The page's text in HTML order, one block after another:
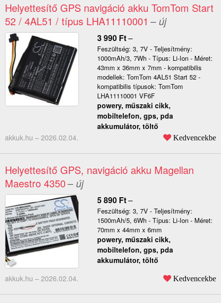
Helyettesítő GPS navigáció akku TomTom Start
52 / 4AL51 / típus LHA11110001 – új
3 990 Ft–
Feszültség: 3, 7V - Teljesítmény:
1000mAh/3, 7Wh - Típus: Li-Ion - Méret:
43mm x 36mm x 7mm - kompatibilis
modellek: TomTom 4AL51 Start 52 -
kompatibilis típusok: TomTom
LHA11110001 VF6F
powery, műszaki cikk,
mobiltelefon, gps, pda
akkumulátor, töltő
akkuk.hu – 2026.02.04. Kedvencekbe
Helyettesítő GPS, navigáció akku Magellan
Maestro 4350– új
5 890 Ft–
Feszültség: 3, 7V - Teljesítmény:
1500mAh/5, 6Wh - Típus: Li-Ion - Méret:
70mm x 44mm x 6mm
powery, műszaki cikk,
mobiltelefon, gps, pda
akkumulátor, töltő
akkuk.hu – 2026.02.04. Kedvencekbe